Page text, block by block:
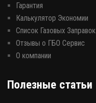
Гарантия
Калькулятор Экономии
Список Газовых Заправок
Отзывы о ГБО Сервис
О компании
Полезные статьи